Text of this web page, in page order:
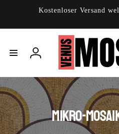
Kostenloser Versand
Einloggen
S
Mikro-